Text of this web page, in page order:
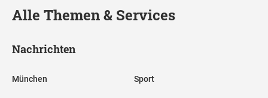
Alle Themen & Services
Nachrichten
München Sport